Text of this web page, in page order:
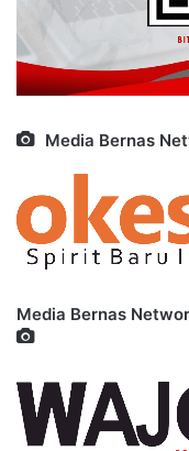
Media Bernas
Media Bernas